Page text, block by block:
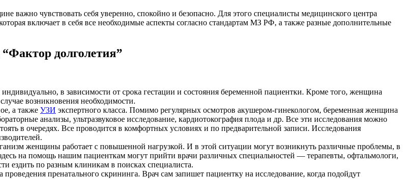
чувствовать себя уверенно, спокойно и безопасно. Для этого специалисты медицинского центра
включает в себя все необходимые аспекты согласно стандартам МЗ РФ, а также разные дополнительные
долголетия”
в зависимости от срока гестации и состояния беременной пациентки. Кроме того, женщина
возникновения необходимости.
а также УЗИ экспертного класса. Помимо регулярных осмотров акушером-гинекологом, беременная женщина
анализы, ультразвуковое исследование, кардиотокография плода и др. Все эти исследования можно
в очередях. Все проводится в комфортных условиях и по предварительной записи. Исследования
женщины работает с повышенной нагрузкой. И в этой ситуации могут возникнуть различные проблемы, в
на помощь нашим пациенткам могут прийти врачи различных специальностей — терапевты, офтальмологи,
ездить по разным клиникам в поисках специалиста.
пренатального скрининга. Врач сам запишет пациентку на исследование, когда подойдут